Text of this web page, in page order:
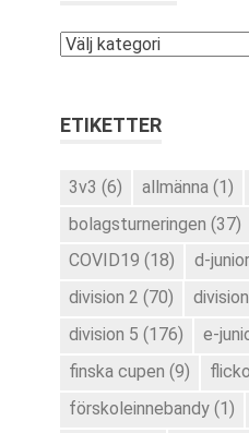
Kategorier
ETIKETTER
3v3 (6) allmänna (1)
bolagsturneringen (37)
COVID19 (18) d-
division 2 (70)
division 5 (176) e-
finska cupen (9)
förskoleinnebandy (1)